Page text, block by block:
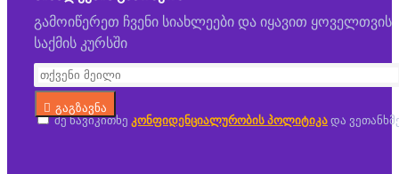
გამოიწერეთ ჩვენი სიახლეები და იყავით ყოველთვის
საქმის კურსში
გაგზავნა
მე წავიკითხე კონფიდენციალურობის პოლიტიკა და